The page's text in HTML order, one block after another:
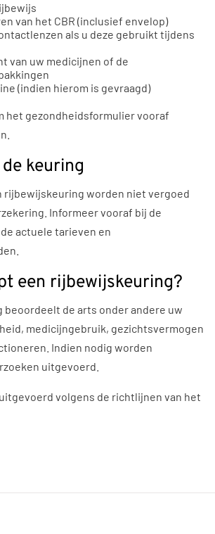
van het CBR (inclusief envelop)
als u deze gebruikt tijdens
van uw medicijnen of de
(indien hierom is gevraagd)
het gezondheidsformulier vooraf
keuring
rijbewijskeuring worden niet vergoed
Informeer vooraf bij de
actuele tarieven en
een rijbewijskeuring?
beoordeelt de arts onder andere uw
medicijngebruik, gezichtsvermogen
Indien nodig worden
uitgevoerd.
volgens de richtlijnen van het